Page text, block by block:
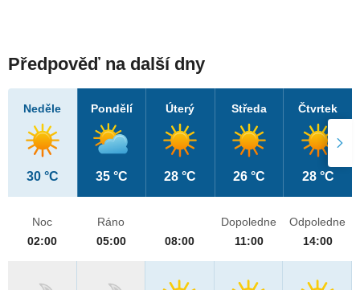
Předpověď na další dny
Neděle
30 °C
Pondělí
35 °C
Úterý
28 °C
Středa
26 °C
Čtvrtek
28 °C
Noc
02:00
Ráno
05:00
08:00
Dopoledne
11:00
Odpoledne
14:00